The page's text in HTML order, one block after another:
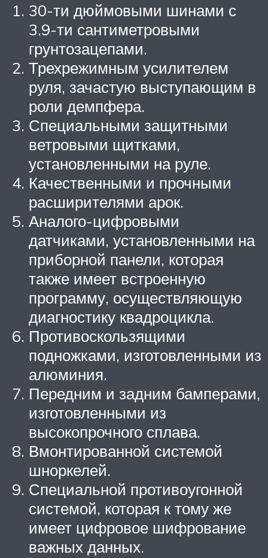
30-ти дюймовыми шинами с
3.9-ти сантиметровыми
грунтозацепами.
Трехрежимным усилителем
руля, зачастую выступающим в
роли демпфера.
Специальными защитными
ветровыми щитками,
установленными на руле.
Качественными и прочными
расширителями арок.
Аналого-цифровыми
датчиками, установленными на
приборной панели, которая
также имеет встроенную
программу, осуществляющую
диагностику квадроцикла.
Противоскользящими
подножками, изготовленными из
алюминия.
Передним и задним бамперами,
изготовленными из
высокопрочного сплава.
Вмонтированной системой
шноркелей.
Специальной противоугонной
системой, которая к тому же
имеет цифровое шифрование
важных данных.